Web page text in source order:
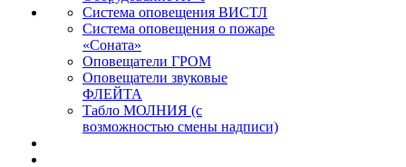
Система оповещения ВИСТЛ
Система оповещения о пожаре
«Соната»
Оповещатели ГРОМ
Оповещатели звуковые
ФЛЕЙТА
Табло МОЛНИЯ (с
возможностью смены надписи)